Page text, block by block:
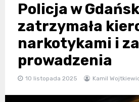
Policja w
zatrzymała
narkotykami i
prowadzenia
10 listopada 2025 Kamil